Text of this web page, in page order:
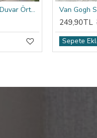
Apelles Sanat Odası Duvar Örtüsü
249,90TL
Sepete